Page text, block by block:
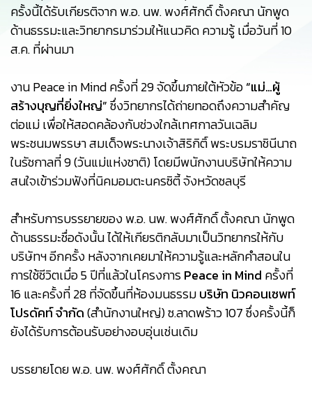
ครั้งนี้ได้รับเกียรติจาก พ.อ. นพ. พงศ์ศักดิ์ ตั้งคณา นักพูด
ด้านธรรมะและวิทยากรมาร่วมให้แนวคิด ความรู้ เมื่อวันที่ 10
ส.ค. ที่ผ่านมา
งาน Peace in Mind ครั้งที่ 29 จัดขึ้นภายใต้หัวข้อ“แม่…ผู้
สร้างบุญที่ยิ่งใหญ่”ซึ่งวิทยากรได้ถ่ายทอดถึงความสำคัญ
ต่อแม่ เพื่อให้สอดคล้องกับช่วงใกล้เทศกาลวันเฉลิม
พระชนมพรรษา สมเด็จพระนางเจ้าสิริกิติ์ พระบรมราชินีนาถ
ในรัชกาลที่ 9 (วันแม่แห่งชาติ) โดยมีพนักงานบริษัทให้ความ
สนใจเข้าร่วมฟังที่นิคมอมตะนครซิตี้ จังหวัดชลบุรี
สำหรับการบรรยายของ พ.อ. นพ. พงศ์ศักดิ์ ตั้งคณา นักพูด
ด้านธรรมะชื่อดังนั้น ได้ให้เกียรติกลับมาเป็นวิทยากรให้กับ
บริษัทฯ อีกครั้ง หลังจากเคยมาให้ความรู้และหลักคำสอนใน
การใช้ชีวิตเมื่อ 5 ปีที่แล้วในโครงการPeace in Mind ครั้งที่
16 และครั้งที่ 28 ที่จัดขึ้นที่ห้องมนธรรมบริษัท นิวคอนเซพท์
โปรดัคท์ จำกัด(สำนักงานใหญ่) ซ.ลาดพร้าว 107 ซึ่งครั้งนี้ก็
ยังได้รับการต้อนรับอย่างอบอุ่นเช่นเดิม
บรรยายโดย พ.อ. นพ. พงศ์ศักดิ์ ตั้งคณา